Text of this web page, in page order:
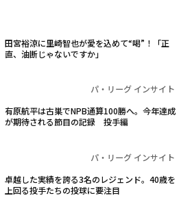
田宮裕涼に里崎智也が愛を込めて“喝”！「正
直、油断じゃないですか」
パ・リーグ インサイト
有原航平は古巣でNPB通算100勝へ。今年達成
が期待される節目の記録 投手編
パ・リーグ インサイト
卓越した実績を誇る3名のレジェンド。40歳を
上回る投手たちの投球に要注目